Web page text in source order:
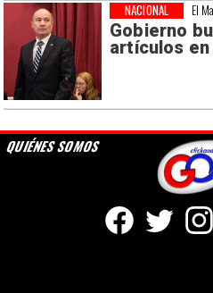
El
Gobierno
artículos
NACIONAL
QUIÉNES SOMOS